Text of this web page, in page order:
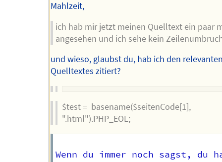
Mahlzeit,
ich hab mir jetzt meinen Quelltext ein paar
angesehen und ich sehe kein
und wieso, glaubst du, hab ich den
Quelltextes zitiert?
$test = basename($seitenCode[1],
".html").PHP_EOL;
Wenn du immer noch sagst,